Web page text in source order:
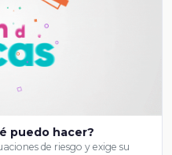
puedo hacer?
de riesgo y exige su